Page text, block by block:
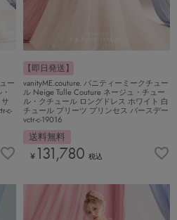
ー
c-
【即日発送】
vanityME.couture. バニティーミークチュー
ル Neige Tulle Couture ネージュ・チュー
ル・クチュール ロングドレス ホワイト 白
チュール プリーツ プリンセス バースデー
vctr-c-19016
送料無料
¥ 131,780 税込